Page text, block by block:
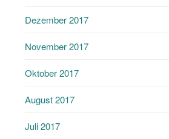
Dezember 2017
November 2017
Oktober 2017
August 2017
Juli 2017